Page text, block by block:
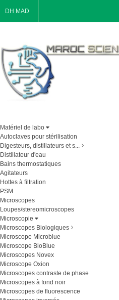
DH MAD
Matériel de labo
Autoclaves pour stérilisation
Digesteurs, distillateurs et s...
Distillateur d'eau
Bains thermostatiques
Agitateurs
Hottes à filtration
PSM
Microscopes
Loupes/stereomicroscopes
Microscopie
Microscopes Biologiques
Microscope Microblue
Microscope BioBlue
Microscopes Novex
Microscope Oxion
Microscopes contraste de phase
Microscopes à fond noir
Microscopes de fluorescence